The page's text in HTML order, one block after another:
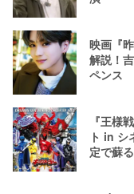
映画『
解説！
ペンス
『王様
ト in シ
定で蘇